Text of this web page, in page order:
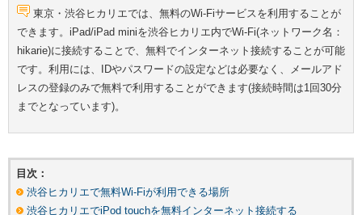
東京・渋谷ヒカリエでは、無料のWi-Fiサービスを利用することが
できます。iPad/iPad miniを渋谷ヒカリエ内でWi-Fi(ネットワーク名：
hikarie)に接続することで、無料でインターネット接続することが可能
です。利用には、IDやパスワードの設定などは必要なく、メールアド
レスの登録のみで無料で利用することができます(接続時間は1回30分
までとなっています)。
目次：
渋谷ヒカリエで無料Wi-Fiが利用できる場所
渋谷ヒカリエでiPod touchを無料インターネット接続する